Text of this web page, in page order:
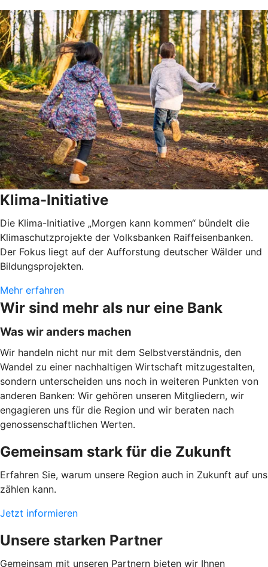
Klima-Initiative
Die Klima-Initiative „Morgen kann kommen“ bündelt die
Klimaschutzprojekte der Volksbanken Raiffeisenbanken.
Der Fokus liegt auf der Aufforstung deutscher Wälder und
Bildungsprojekten.
Mehr erfahren
Wir sind mehr als nur eine Bank
Was wir anders machen
Wir handeln nicht nur mit dem Selbstverständnis, den
Wandel zu einer nachhaltigen Wirtschaft mitzugestalten,
sondern unterscheiden uns noch in weiteren Punkten von
anderen Banken: Wir gehören unseren Mitgliedern, wir
engagieren uns für die Region und wir beraten nach
genossenschaftlichen Werten.
Gemeinsam stark für die Zukunft
Erfahren Sie, warum unsere Region auch in Zukunft auf uns
zählen kann.
Jetzt informieren
Unsere starken Partner
Gemeinsam mit unseren Partnern bieten wir Ihnen